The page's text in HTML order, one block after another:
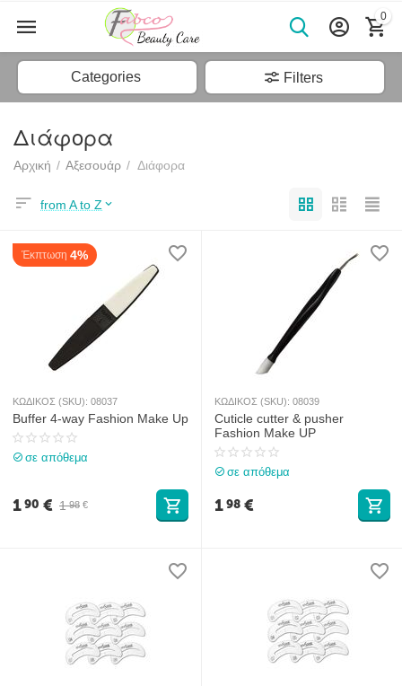
0
Categories Filters
Διάφορα
Αρχική / Αξεσουάρ / Διάφορα
from A to Z
Έκπτωση 4%
ΚΩΔΙΚΟΣ (SKU): 08037
Buffer 4-way Fashion Make Up
σε απόθεμα
1 98 €
190 €
ΚΩΔΙΚΟΣ (SKU): 08039
Cuticle cutter & pusher
Fashion Make UP
σε απόθεμα
198 €